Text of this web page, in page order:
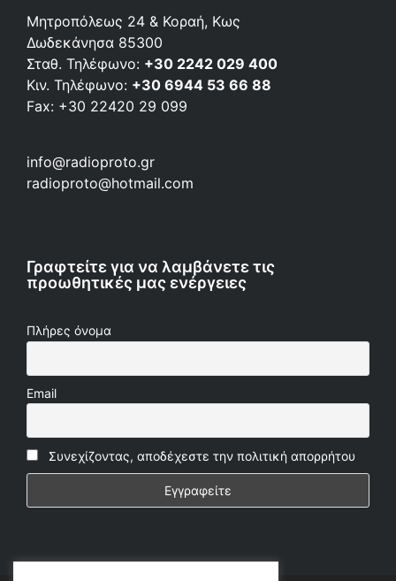
Μητροπόλεως 24 & Κοραή, Κως
Δωδεκάνησα 85300
Σταθ. Τηλέφωνο: +30 2242 029 400
Κιν. Τηλέφωνο: +30 6944 53 66 88
Fax: +30 22420 29 099
info@radioproto.gr
radioproto@hotmail.com
Γραφτείτε για να λαμβάνετε τις
προωθητικές μας ενέργειες
Πλήρες όνομα
Email
Συνεχίζοντας, αποδέχεστε την πολιτική απορρήτου